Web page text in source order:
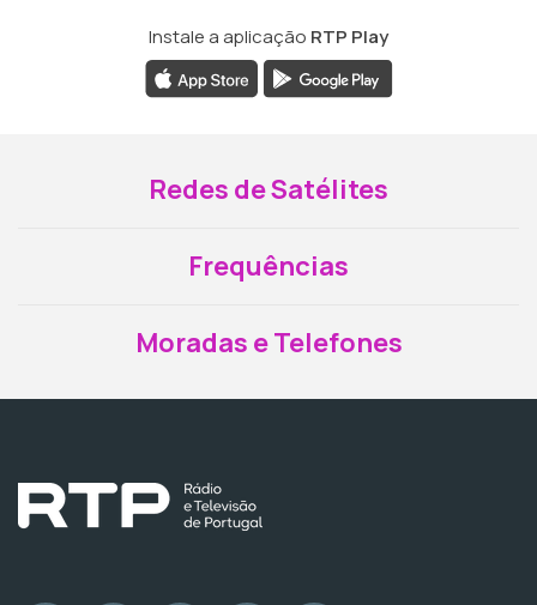
Instale a aplicação RTP Play
Redes de Satélites
Frequências
Moradas e Telefones